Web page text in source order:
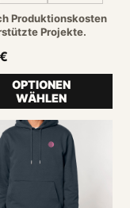
Produktionskosten
Projekte.
OPTIONEN
WÄHLEN